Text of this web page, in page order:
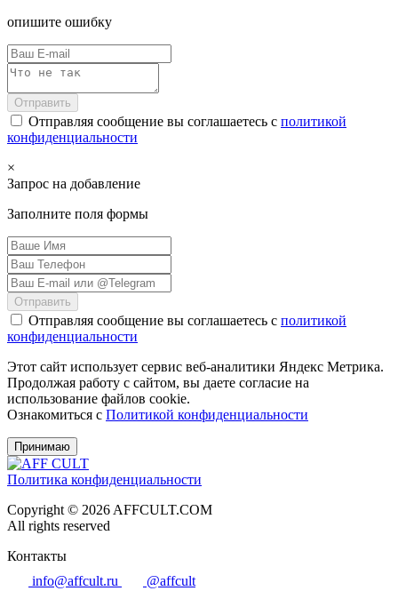
опишите ошибку
Отправить
Отправляя сообщение вы соглашаетесь с политикой
конфиденциальности
×
Запрос на добавление
Заполните поля формы
Отправить
Отправляя сообщение вы соглашаетесь с политикой
конфиденциальности
Этот сайт использует сервис веб-аналитики Яндекс Метрика.
Продолжая работу с сайтом, вы даете согласие на
использование файлов cookie.
Ознакомиться с Политикой конфиденциальности
Принимаю
Политика конфиденциальности
Copyright © 2026 AFFCULT.COM
All rights reserved
Контакты
info@affcult.ru
@affcult